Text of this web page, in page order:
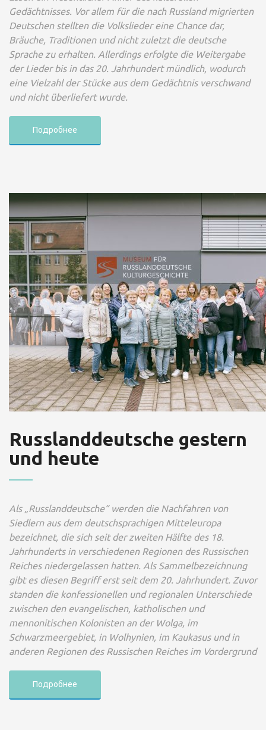
Gedächtnisses. Vor allem für die nach Russland migrierten
Deutschen stellten die Volkslieder eine Chance dar,
Bräuche, Traditionen und nicht zuletzt die deutsche
Sprache zu erhalten. Allerdings erfolgte die Weitergabe
der Lieder bis in das 20. Jahrhundert mündlich, wodurch
eine Vielzahl der Stücke aus dem Gedächtnis verschwand
und nicht überliefert wurde.
Подробнее
Russlanddeutsche gestern
und heute
Als „Russlanddeutsche“ werden die Nachfahren von
Siedlern aus dem deutschsprachigen Mitteleuropa
bezeichnet, die sich seit der zweiten Hälfte des 18.
Jahrhunderts in verschiedenen Regionen des Russischen
Reichesniedergelassen hatten. Als Sammelbezeichnung
gibt es diesen Begriff erst seit dem 20. Jahrhundert. Zuvor
standen die konfessionellen und regionalen Unterschiede
zwischen den evangelischen, katholischen und
mennonitischen Kolonisten an der Wolga, im
Schwarzmeergebiet, in Wolhynien, im Kaukasus und in
anderen Regionen des Russischen Reiches im Vordergrund
Подробнее